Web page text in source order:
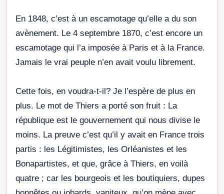
En 1848, c’est à un escamotage qu’elle a du son
avènement. Le 4 septembre 1870, c’est encore un
escamotage qui l’a imposée à Paris et à la France.
Jamais le vrai peuple n’en avait voulu librement.
Cette fois, en voudra-t-il? Je l’espère de plus en
plus. Le mot de Thiers a porté son fruit : La
république est le gouvernement qui nous divise le
moins. La preuve c’est qu’il y avait en France trois
partis : les Légitimistes, les Orléanistes et les
Bonapartistes, et que, grâce à Thiers, en voilà
quatre ; car les bourgeois et les boutiquiers, dupes